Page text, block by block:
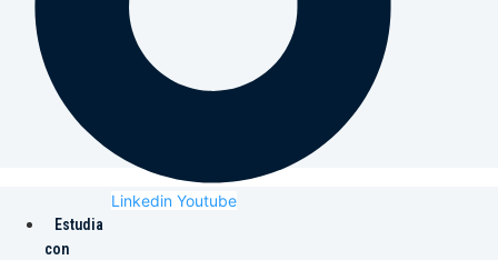
Linkedin Youtube
Estudia
con